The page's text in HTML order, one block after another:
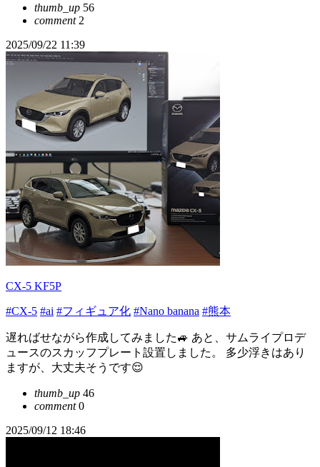
thumb_up 56
comment2
2025/09/22 11:39
CX-5 KF5P
#CX-5 #ai #フィギュア化 #Nano banana #熊本
遅ればせながら作成してみました🚙 あと、サムライプロデ
ュースのスカッフプレート設置しました。 多少浮きはあり
ますが、大丈夫そうです😌
thumb_up 46
comment0
2025/09/12 18:46